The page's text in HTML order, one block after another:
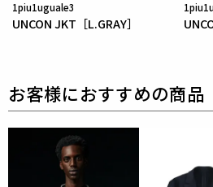
1piu1uguale3
UNCON JKT［L.GRAY］